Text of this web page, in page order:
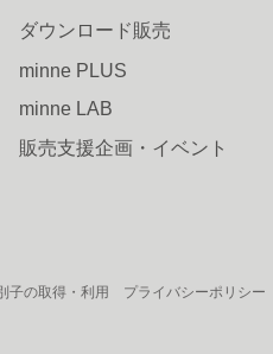
ダウンロード販売
minne PLUS
minne LAB
販売支援企画・イベント
子の取得・利用 プライバシーポリシー